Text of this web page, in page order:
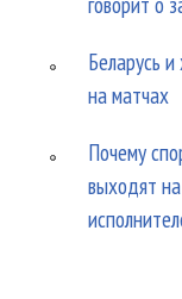
Беларусь
на матчах
Почему
выходят